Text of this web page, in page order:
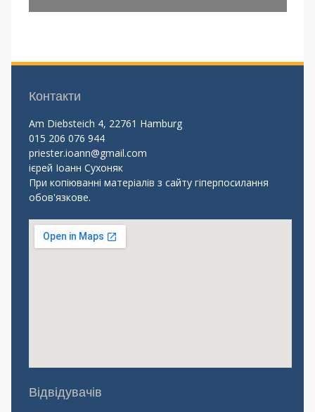
Контакти
Am Diebsteich 4, 22761 Hamburg
015 206 076 944
priester.ioann@gmail.com
ієрей Іоанн Сухоняк
При копіюванні матеріалів з сайту гіперпосилання
обов'язкове.
Відвідувачів